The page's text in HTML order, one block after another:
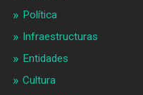
Política
Infraestructuras
Entidades
Cultura